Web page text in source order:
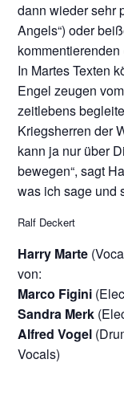
dann wieder sehr
Angels“) oder
kommentierenden
In Martes Texten
Engel zeugen
zeitlebens
Kriegsherren der
kann ja nur über
bewegen“, sagt
was ich sage und
Ralf Deckert
Harry Marte
von:
Marco Figini
Sandra Merk
Alfred Vogel
Vocals)